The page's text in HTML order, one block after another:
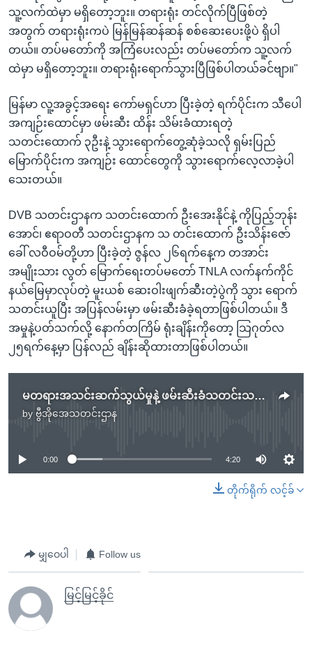
သူ့လက်ထဲမှာ မရှိတော့ဘူး။ တရားရုံး တင်လိုက်ပြီဖြစ်တဲ့
အတွက် တရားရုံးကပဲ မြန်မြန်ဆန်ဆန် စစ်ဆေးပေးဖို့ပဲ ရှိပါ
တယ်။ တပ်မတော်ကို အကြံပေးလည်း တပ်မတော်က သူ့လက်
ထဲမှာ မရှိတော့ဘူး။ တရားရုံးရောက်သွားပြီဖြစ်ပါတယ်ခင်ဗျာ။"
မြန်မာ လူ့အခွင့်အရေး ကော်မရှင်ဟာ ပြီးခဲ့တဲ့ ရက်ပိုင်းက သီပေါ
အကျဉ်းထောင်မှာ ဖမ်းဆီး ထိန်း သိမ်းခံထားရတဲ့
သတင်းထောက် ၃ဦးနဲ့ သွားရောက်တွေ့ဆုံခဲ့သလို ရှမ်းပြည်
မြောက်ပိုင်းက အကျဉ်း ထောင်တွေကို သွားရောက်လေ့လာခဲ့ပါ
သေးတယ်။
DVB သတင်းဌာနက သတင်းထောက် ဦးအေးနိုင်နဲ့ ကိုပြည့်ဘုန်း
အောင်၊ ဧရာဝတီ သတင်းဌာနက သ တင်းထောက် ဦးသိန်းဇော်
ခေါ် လဝီဝမ်တို့ဟာ ပြီးခဲ့တဲ့ ဇွန်လ ၂၆ရက်နေ့က တအာင်း
အမျိုးသား လွတ် မြောက်ရေးတပ်မတော် TNLA လက်နက်ကိုင်
နယ်မြေမှာလုပ်တဲ့ မူးယစ် ဆေးဝါးဖျက်ဆီးတဲ့ပွဲကို သွား ရောက်
သတင်းယူပြီး အပြန်လမ်းမှာ ဖမ်းဆီးခံခဲ့ရတာဖြစ်ပါတယ်။ ဒီ
အမှုနဲ့ပတ်သက်လို့ နောက်တကြိမ် ရုံးချိန်းကိုတော့ သြဂုတ်လ
၂၅ရက်နေ့မှာ ပြန်လည် ချိန်းဆိုထားတာဖြစ်ပါတယ်။
မတရားအသင်းဆက်သွယ်မှုနဲ့ ဖမ်းဆီးခံသတင်းသမား ၃ဦးအမှု မြန်မာလူ့အခွင့်အရေးကော်မရှင် မစွက်ဖက်ဟုဆို
by ဗွီအိုအေသတင်းဌာန
No media source currently available
0:00 4:20
တိုက်ရိုက် လင့်ခ်
မျှဝေပါ Follow us
မြင့်မြင့်ခိုင်